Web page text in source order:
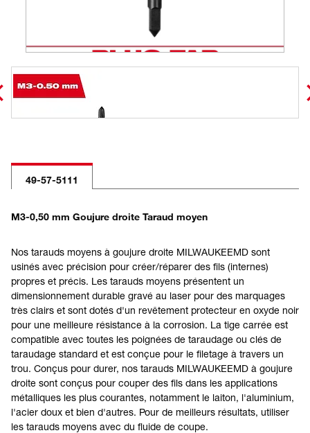
49-57-5111
M3-0,50 mm Goujure droite Taraud moyen
Nos tarauds moyens à goujure droite MILWAUKEEMD sont
usinés avec précision pour créer/réparer des fils (internes)
propres et précis. Les tarauds moyens présentent un
dimensionnement durable gravé au laser pour des marquages
très clairs et sont dotés d'un revêtement protecteur en oxyde noir
pour une meilleure résistance à la corrosion. La tige carrée est
compatible avec toutes les poignées de taraudage ou clés de
taraudage standard et est conçue pour le filetage à travers un
trou. Conçus pour durer, nos tarauds MILWAUKEEMD à goujure
droite sont conçus pour couper des fils dans les applications
métalliques les plus courantes, notamment le laiton, l'aluminium,
l'acier doux et bien d'autres. Pour de meilleurs résultats, utiliser
les tarauds moyens avec du fluide de coupe.